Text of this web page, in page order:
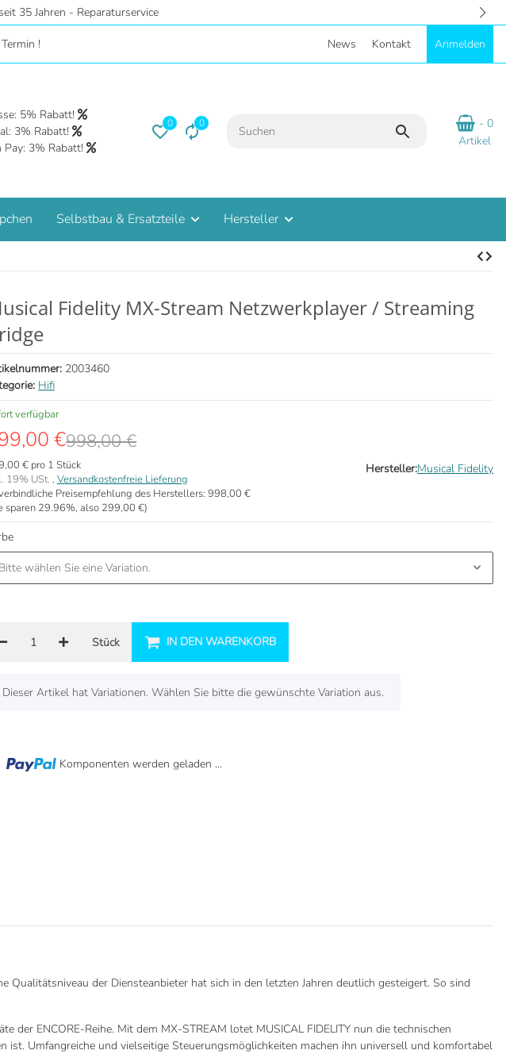
in Wohnraumatmosphäre - Eigene Parkplätze
! News Kontakt Anmelden
5% Rabatt!
3% Rabatt!
3% Rabatt!
0 0
- 0
Artikel
Selbstbau & Ersatzteile Hersteller
Fidelity MX-Stream Netzwerkplayer / Streaming
2003460
Hifi
verfügbar
€998,00 €
€ pro 1 Stück
19% USt. , Versandkostenfreie Lieferung
Preisempfehlung des Herstellers: 998,00 €
sparen 29.96%, also 299,00 €)
Hersteller:Musical Fidelity
Bitte wählen Sie eine Variation.
Stück IN DEN WARENKORB
x
Dieser Artikel hat Variationen. Wählen Sie bitte die gewünschte Variation aus.
Komponenten werden geladen ...
der Diensteanbieter hat sich in den letzten Jahren deutlich gesteigert. So sind
der ENCORE-Reihe. Mit dem MX-STREAM lotet MUSICAL FIDELITY nun die technischen
Umfangreiche und vielseitige Steuerungsmöglichkeiten machen ihn universell und komfortabel